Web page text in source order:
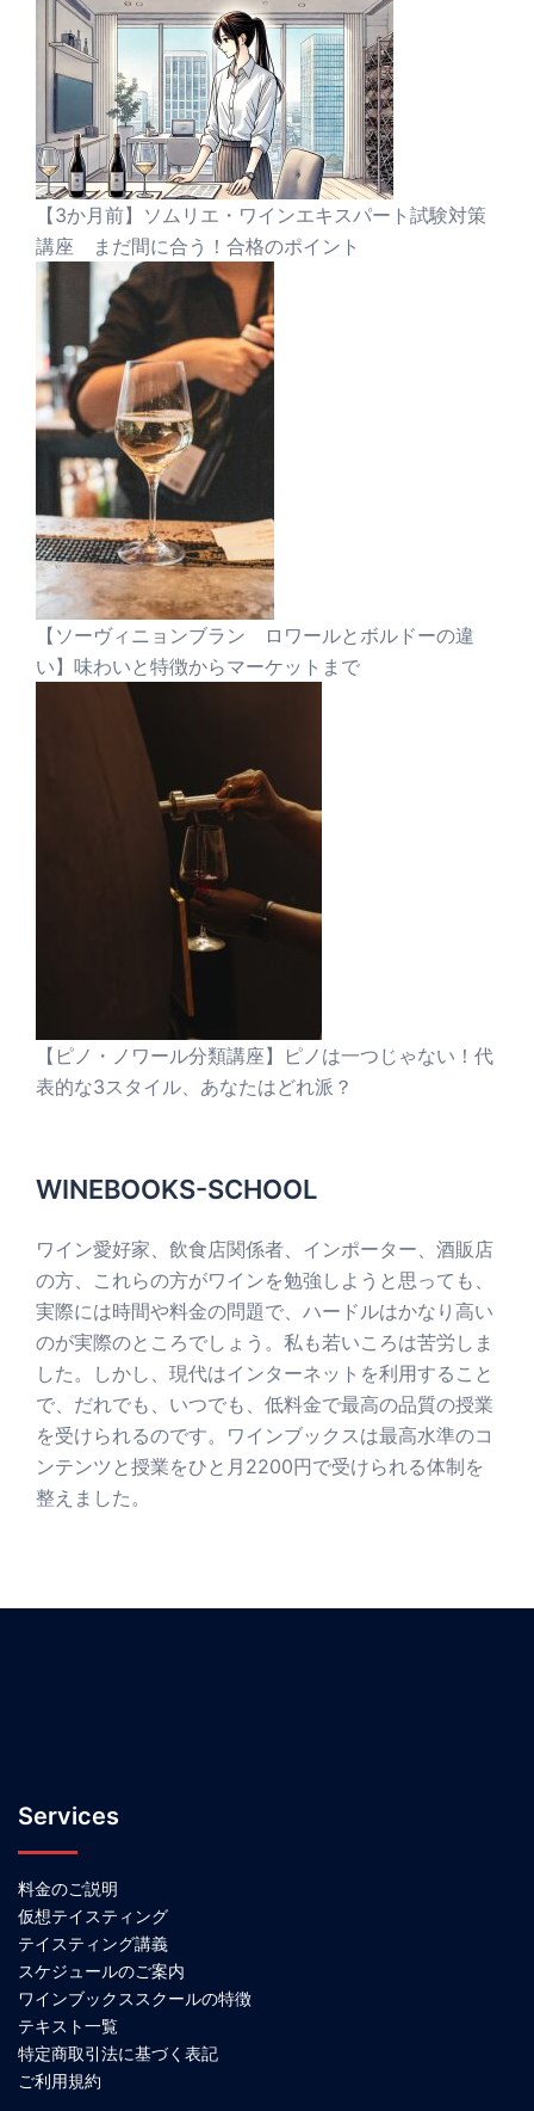
【3か月前】ソムリエ・ワインエキスパート試験対策
講座 まだ間に合う！合格のポイント
【ソーヴィニョンブラン ロワールとボルドーの違
い】味わいと特徴からマーケットまで
【ピノ・ノワール分類講座】ピノは一つじゃない！代
表的な3スタイル、あなたはどれ派？
WINEBOOKS-SCHOOL
ワイン愛好家、飲食店関係者、インポーター、酒販店
の方、これらの方がワインを勉強しようと思っても、
実際には時間や料金の問題で、ハードルはかなり高い
のが実際のところでしょう。私も若いころは苦労しま
した。しかし、現代はインターネットを利用すること
で、だれでも、いつでも、低料金で最高の品質の授業
を受けられるのです。ワインブックスは最高水準のコ
ンテンツと授業をひと月2200円で受けられる体制を
整えました。
Services
料金のご説明
仮想テイスティング
テイスティング講義
スケジュールのご案内
ワインブックススクールの特徴
テキスト一覧
特定商取引法に基づく表記
ご利用規約